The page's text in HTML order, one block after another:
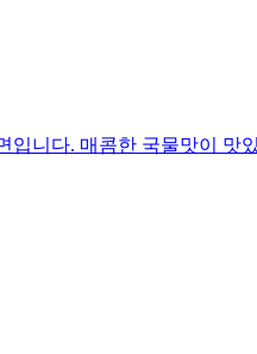
니다. 매콤한 국물맛이 맛